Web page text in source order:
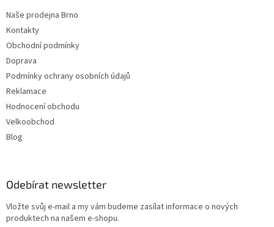
Naše prodejna Brno
Kontakty
Obchodní podmínky
Doprava
Podmínky ochrany osobních údajů
Reklamace
Hodnocení obchodu
Velkoobchod
Blog
Odebírat newsletter
Vložte svůj e-mail a my vám budeme zasílat informace o nových
produktech na našem e-shopu.